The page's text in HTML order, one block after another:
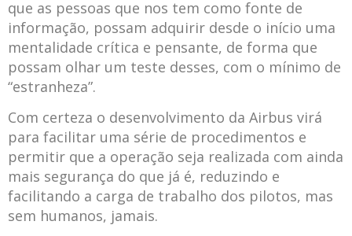
que as pessoas que nos tem como fonte de
informação, possam adquirir desde o início uma
mentalidade crítica e pensante, de forma que
possam olhar um teste desses, com o mínimo de
“estranheza”.
Com certeza o desenvolvimento da Airbus virá
para facilitar uma série de procedimentos e
permitir que a operação seja realizada com ainda
mais segurança do que já é, reduzindo e
facilitando a carga de trabalho dos pilotos, mas
sem humanos, jamais.